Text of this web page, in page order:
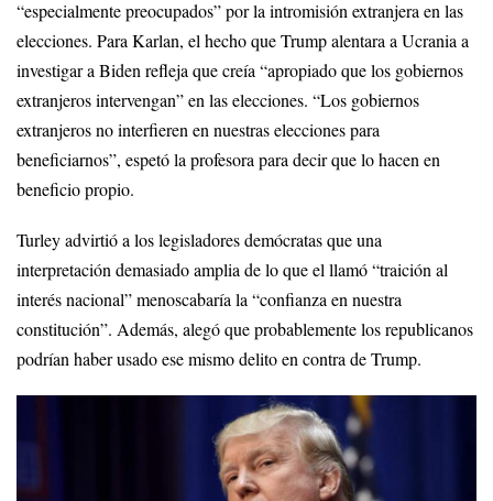
“especialmente preocupados” por la intromisión extranjera en las
elecciones. Para Karlan, el hecho que Trump alentara a Ucrania a
investigar a Biden refleja que creía “apropiado que los gobiernos
extranjeros intervengan” en las elecciones. “Los gobiernos
extranjeros no interfieren en nuestras elecciones para
beneficiarnos”, espetó la profesora para decir que lo hacen en
beneficio propio.
Turley advirtió a los legisladores demócratas que una
interpretación demasiado amplia de lo que el llamó “traición al
interés nacional” menoscabaría la “confianza en nuestra
constitución”. Además, alegó que probablemente los republicanos
podrían haber usado ese mismo delito en contra de Trump.